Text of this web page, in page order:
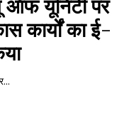
ऑफ यूनिटी पर
कार्यों का ई-